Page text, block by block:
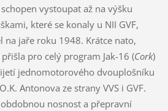
vystoupat až na výšku
které se konaly u NII GVF,
na jaře roku 1948. Krátce nato,
pro celý program Jak-16 (Cork)
jednomotorového dvouplošníku
Antonova ze strany VVS i GVF.
nosnost a přepravní